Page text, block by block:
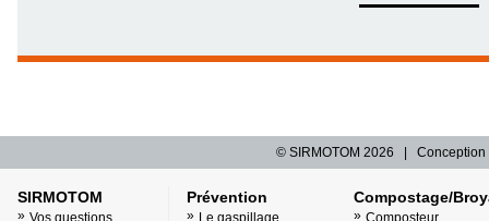
© SIRMOTOM 2026 | Conception
SIRMOTOM
Vos questions
Prévention
Le gaspillage
Compostage/
Composteur